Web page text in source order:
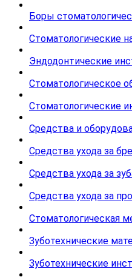
Боры
Стоматологические
Эндодонтические
Стоматологическое
Стоматологические
Средства и
Средства ухода за
Средства ухода за
Средства ухода за
Стоматологическая
Зуботехнические
Зуботехнические